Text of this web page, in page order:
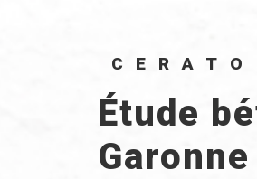
étude béton à Tarn-et-
Garonne